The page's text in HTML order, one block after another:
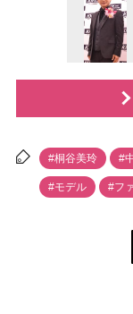
#桐谷美玲 #
#モデル #フ